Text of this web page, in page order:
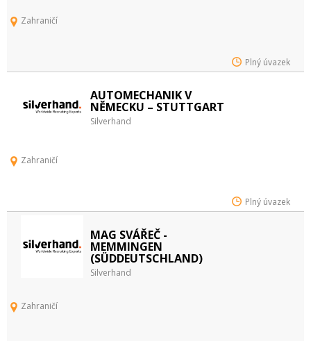
Zahraničí
Plný úvazek
AUTOMECHANIK V
NĚMECKU – STUTTGART
Silverhand
Zahraničí
Plný úvazek
MAG SVÁŘEČ -
MEMMINGEN
(SÜDDEUTSCHLAND)
Silverhand
Zahraničí